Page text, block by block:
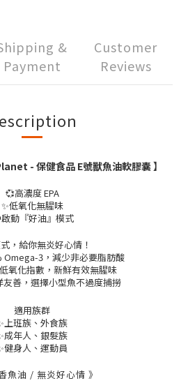
&
Payment
Customer
Reviews
- 保健食品 E號獸魚油軟膠囊】
💞高濃度 EPA
✨低氧化無腥味
動『好油』模式
，給你無炎好心情！
Omega-3，減少非必要脂肪酸
氧化指數，新鮮有效無腥味
善，選擇小型魚不過度捕撈
適用族群
上班族、外食族
成年人、銀髮族
健身人、運動員
魚油 / 無炎好心情 》